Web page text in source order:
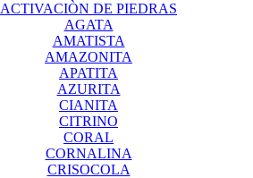
ACTIVACIÒN DE PIEDRAS
AGATA
AMATISTA
AMAZONITA
APATITA
AZURITA
CIANITA
CITRINO
CORAL
CORNALINA
CRISOCOLA